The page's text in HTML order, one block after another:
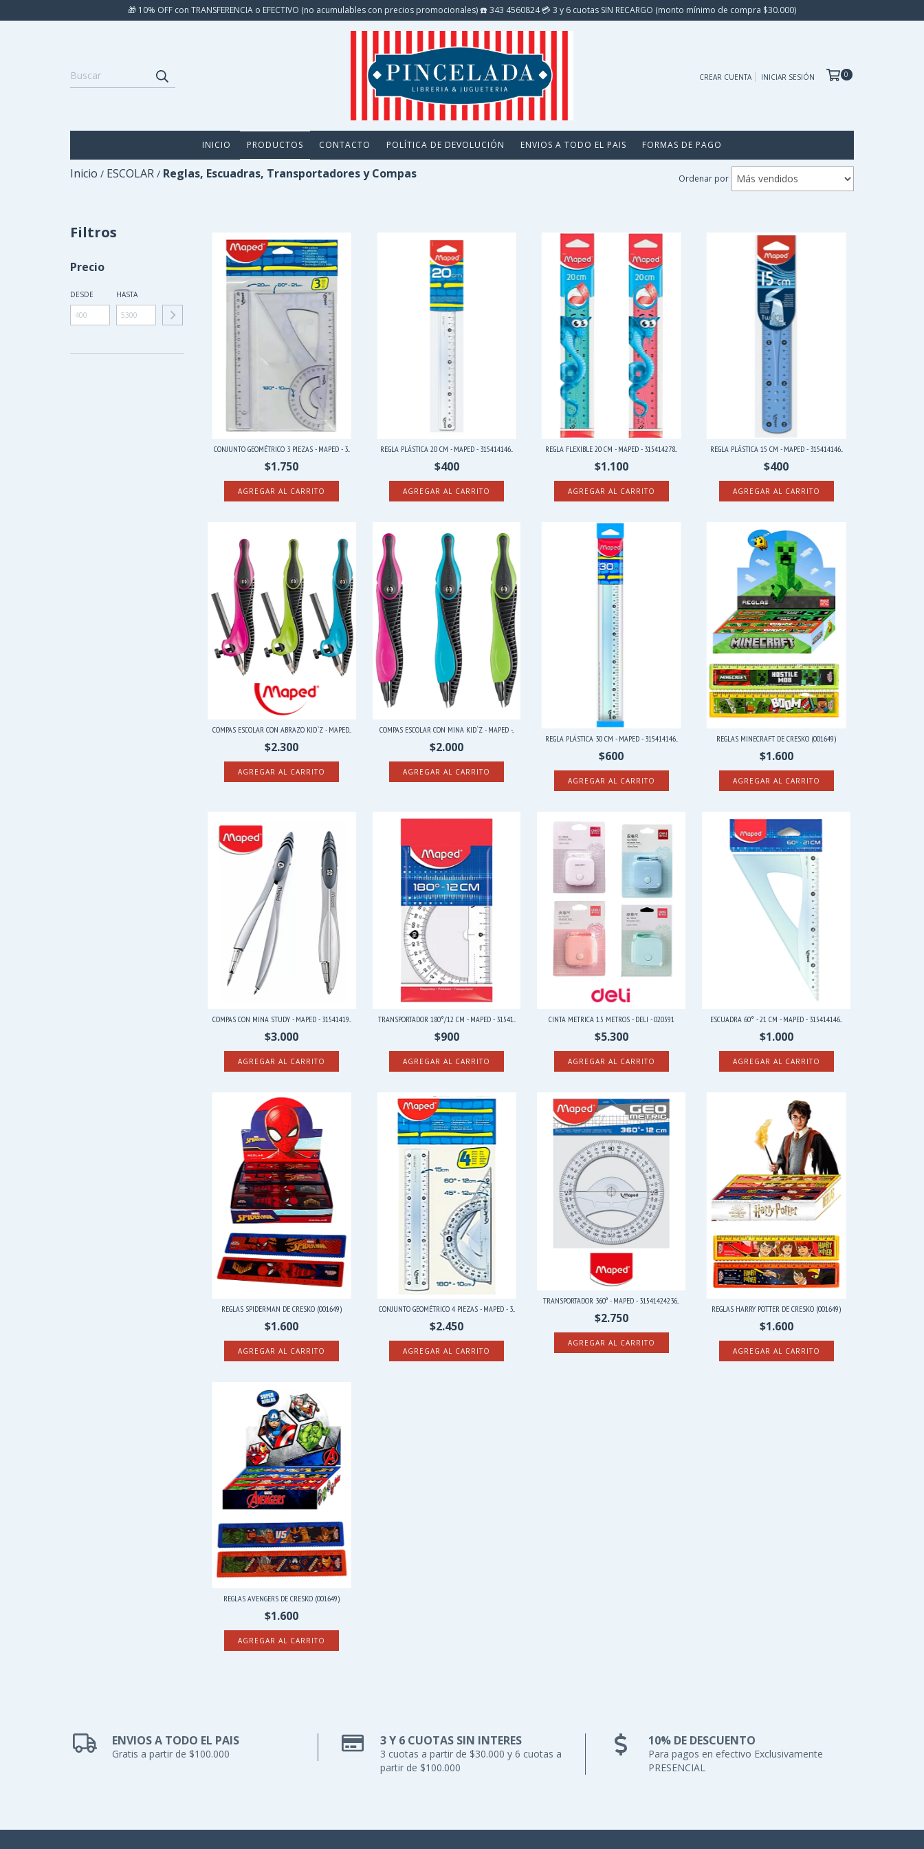
🎁 10% OFF con TRANSFERENCIA o EFECTIVO (no acumulables con precios promocionales) ☎️ 343 4560824 💳 3 y 6 cuotas SIN RECARGO (monto mínimo de compra $30.000)
CREAR CUENTA INICIAR SESIÓN 0
INICIO PRODUCTOS CONTACTO POLÍTICA DE DEVOLUCIÓN ENVIOS A TODO EL PAIS FORMAS DE PAGO
Inicio / ESCOLAR / Reglas, Escuadras, Transportadores y Compas Ordenar por
Filtros
Precio
DESDE HASTA
CONJUNTO GEOMÉTRICO 3 PIEZAS - MAPED - 3...
$1.750
REGLA PLÁSTICA 20 CM - MAPED - 315414146...
$400
REGLA FLEXIBLE 20 CM - MAPED - 315414278...
$1.100
AGREGAR AL CARRITO
REGLA PLÁSTICA 15 CM - MAPED - 315414146...
$400
COMPAS ESCOLAR CON ABRAZO KID`Z - MAPED...
$2.300
AGREGAR AL CARRITO
COMPAS ESCOLAR CON MINA KID`Z - MAPED -...
$2.000
AGREGAR AL CARRITO
REGLA PLÁSTICA 30 CM - MAPED - 315414146...
$600
REGLAS MINECRAFT DE CRESKO (001649)
$1.600
AGREGAR AL CARRITO
COMPAS CON MINA STUDY - MAPED - 31541419...
$3.000
TRANSPORTADOR 180°/12 CM - MAPED - 31541...
$900
CINTA METRICA 1.5 METROS - DELI - 020591
$5.300
AGREGAR AL CARRITO
ESCUADRA 60° - 21 CM - MAPED - 315414146...
$1.000
REGLAS SPIDERMAN DE CRESKO (001649)
$1.600
AGREGAR AL CARRITO
CONJUNTO GEOMÉTRICO 4 PIEZAS - MAPED - 3...
$2.450
TRANSPORTADOR 360º - MAPED - 31541424236...
$2.750
REGLAS HARRY POTTER DE CRESKO (001649)
$1.600
AGREGAR AL CARRITO
REGLAS AVENGERS DE CRESKO (001649)
$1.600
AGREGAR AL CARRITO
ENVIOS A TODO EL PAIS
Gratis a partir de $100.000
3 Y 6 CUOTAS SIN INTERES
3 cuotas a partir de $30.000 y 6 cuotas a
partir de $100.000
10% DE DESCUENTO
Para pagos en efectivo Exclusivamente
PRESENCIAL